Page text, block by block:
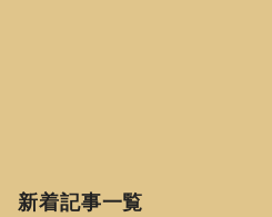
新着記事一覧